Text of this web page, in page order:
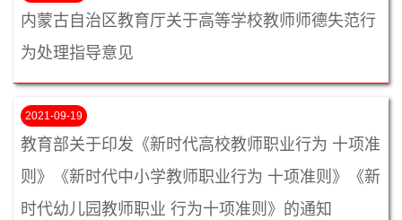
内蒙古自治区教育厅关于高等学校教师师德失范行
为处理指导意见
2021-09-19
教育部关于印发《新时代高校教师职业行为 十项准
则》《新时代中小学教师职业行为 十项准则》《新
时代幼儿园教师职业 行为十项准则》的通知